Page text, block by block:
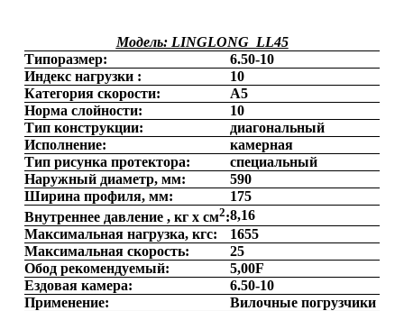
Модель: LINGLONG LL45
Типоразмер:
6.50-10
Индекс нагрузки :
10
Категория скорости:
А5
Норма слойности:
10
Тип конструкции:
диагональный
Исполнение:
камерная
Тип рисунка протектора:
специальный
Наружный диаметр, мм:
590
Ширина профиля, мм:
175
Внутреннее давление , кг х см2:8,16
Максимальная нагрузка, кгс:
1655
Максимальная скорость:
25
Обод рекомендуемый:
5,00F
Ездовая камера:
6.50-10
Применение:
Вилочные погрузчики